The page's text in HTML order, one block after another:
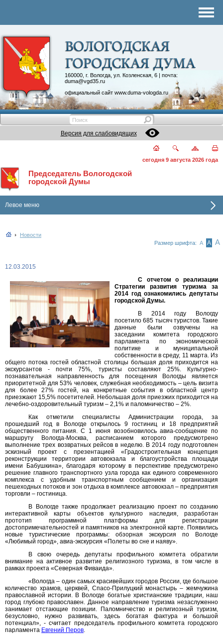
160000, г. Вологда, ул. Козленская, 6 | почта:
duma@vgd35.ru
официальный сайт www.duma-vologda.ru
Контакты
Депутатские объединения
Версия для слабовидящих
сегодня 9 августа 2026 года
Председатель Вологодской
городской Думы
Левое меню
Новости
Размер шрифта: А А А
12.03.2015
С отчетом о реализации
Стратегии развития туризма за
2014 год ознакомились депутаты
городской Думы.
В 2014 году Вологду
посетило 685 тысяч туристов. Такие
данные были озвучены на
заседании комитета городского
парламента по экономической
политике и муниципальной
собственности в среду, 11 марта. Из
общего потока гостей областной столицы большая доля приходится на
экскурсантов - почти 75%, туристы составляют 25%. Культурно-
познавательная направленность для посещения Вологды является
приоритетной для 53% человек, служебная необходимость – цель визита
для более 27% гостей, на конкретные события в областной центр
приезжают 15,5% посетителей. Небольшая доля приезжих приходится на
лечебно-оздоровительный туризм – 2,1% и паломничество – 2%.
Как отметили специалисты Администрации города, за
прошедший год в Вологде открылось 9 гостиниц и 18 предприятий
общественного питания. С 1 июня возобновилось авиа-сообщение по
маршруту Вологда-Москва, расписанием которого предусмотрено
выполнение трех возвратных рейсов в неделю. В 2014 году подготовлен
эскизный проект с презентацией «Градостроительная концепция
реконструкции территории автовокзала и благоустройства площади
имени Бабушкина», благодаря которому в перспективе предусмотрено
решение главного транспортного узла города как единого современного
комплекса с удобным транспортным сообщением и организация
пешеходных потоков и зон отдыха в комплексе автовокзал – предприятия
торговли – гостиница.
В Вологде также продолжает реализацию проект по созданию
интерактивной карты объектов культурного наследия, разработан
прототип программной платформы для регистрации
достопримечательностей и памятников на электронной карте. Появились
новые туристические программы: обзорная экскурсия по Вологде
«Любимый город», авиа-экскурсия «Полеты во сне и наяву».
В свою очередь депутаты профильного комитета обратили
внимание на активное развитие религиозного туризма, в том числе в
рамках проекта «Северная Фиваида».
«Вологда – один самых красивейших городов России, где большое
количество храмов, церквей, Спасо-Прилуцкий монастырь – жемчужина
православной истории. В Вологде богатые христианские традиции, наш
город глубоко православен. Данное направление туризма незаслуженно
занимает отстающие позиции. Паломничество и религиозный туризм,
безусловно, нужно развивать, здесь богатая фактура и большой
потенциал», - считает председатель профильного комитета городского
парламента Евгений Перов.